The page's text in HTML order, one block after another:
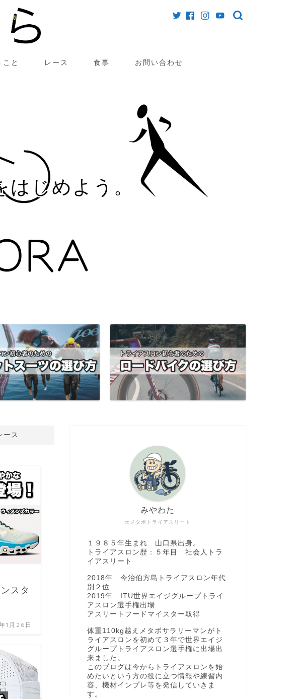
こと レース 食事 お問い合わせ
じめよう。
ース
スタ
1月26日
待望の新色登場！！
Cloudmonster2（クラウドモンスタ
ー2）
トレーニング
元メタボトライアスリート
みやわた
１９８５年生まれ 山口県出身。
トライアスロン歴：５年目 社会人トラ
イアスリート
2018年 今治伯方島トライアスロン年代
別２位
2019年 ITU世界エイジグループトライ
アスロン選手権出場
アスリートフードマイスター取得
体重110kg越えメタボサラリーマンがト
ライアスロンを初めて３年で世界エイジ
グループトライアスロン選手権に出場出
来ました。
このブログは今からトライアスロンを始
めたいという方の役に立つ情報や練習内
容、機材インプレ等を発信していきま
す。